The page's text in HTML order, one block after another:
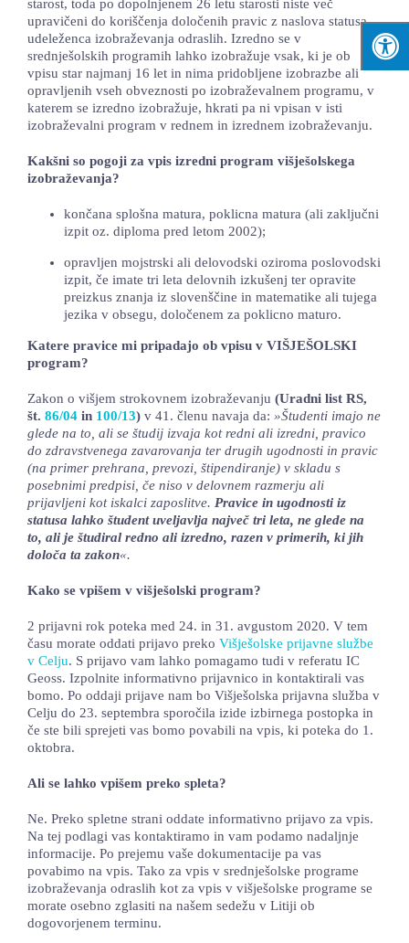
starost, toda po dopolnjenem 26 letu starosti niste več
upravičeni do koriščenja določenih pravic z naslova statusa
udeleženca izobraževanja odraslih. Izredno se v
srednješolskih programih lahko izobražuje vsak, ki je ob
vpisu star najmanj 16 let in nima pridobljene izobrazbe ali
opravljenih vseh obveznosti po izobraževalnem programu, v
katerem se izredno izobražuje, hkrati pa ni vpisan v isti
izobraževalni program v rednem in izrednem izobraževanju.
Kakšni so pogoji za vpis izredni program višješolskega
izobraževanja?
končana splošna matura, poklicna matura (ali zaključni
izpit oz. diploma pred letom 2002);
opravljen mojstrski ali delovodski oziroma poslovodski
izpit, če imate tri leta delovnih izkušenj ter opravite
preizkus znanja iz slovenščine in matematike ali tujega
jezika v obsegu, določenem za poklicno maturo.
Katere pravice mi pripadajo ob vpisu v VIŠJEŠOLSKI
program?
Zakon o višjem strokovnem izobraževanju (Uradni list RS,
št. 86/04in 100/13)v 41. členu navaja da: »Študenti imajo ne
glede na to, ali se študij izvaja kot redni ali izredni, pravico
do zdravstvenega zavarovanja ter drugih ugodnosti in pravic
(na primer prehrana, prevozi, štipendiranje) v skladu s
posebnimi predpisi, če niso v delovnem razmerju ali
prijavljeni kot iskalci zaposlitve. Pravice in ugodnosti iz
statusa lahko študent uveljavlja največ tri leta, ne glede na
to, ali je študiral redno ali izredno, razen v primerih, ki jih
določa ta zakon«.
Kako se vpišem v višješolski program?
2 prijavni rok poteka med 24. in 31. avgustom 2020. V tem
času morate oddati prijavo preko Višješolske prijavne službe
v Celju. S prijavo vam lahko pomagamo tudi v referatu IC
Geoss. Izpolnite informativno prijavnico in kontaktirali vas
bomo. Po oddaji prijave nam bo Višješolska prijavna služba v
Celju do 23. septembra sporočila izide izbirnega postopka in
če ste bili sprejeti vas bomo povabili na vpis, ki poteka do 1.
oktobra.
Ali se lahko vpišem preko spleta?
Ne. Preko spletne strani oddate informativno prijavo za vpis.
Na tej podlagi vas kontaktiramo in vam podamo nadaljnje
informacije. Po prejemu vaše dokumentacije pa vas
povabimo na vpis. Tako za vpis v srednješolske programe
izobraževanja odraslih kot za vpis v višješolske programe se
morate osebno zglasiti na našem sedežu v Litiji ob
dogovorjenem terminu.